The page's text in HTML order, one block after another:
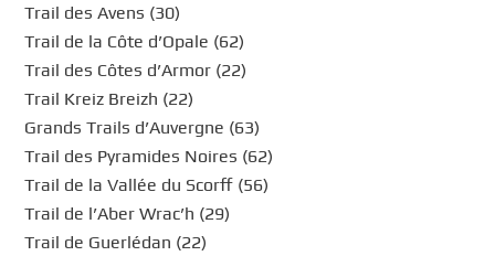
Trail des Avens (30)
Trail de la Côte d’Opale (62)
Trail des Côtes d’Armor (22)
Trail Kreiz Breizh (22)
Grands Trails d’Auvergne (63)
Trail des Pyramides Noires (62)
Trail de la Vallée du Scorff (56)
Trail de l’Aber Wrac’h (29)
Trail de Guerlédan (22)